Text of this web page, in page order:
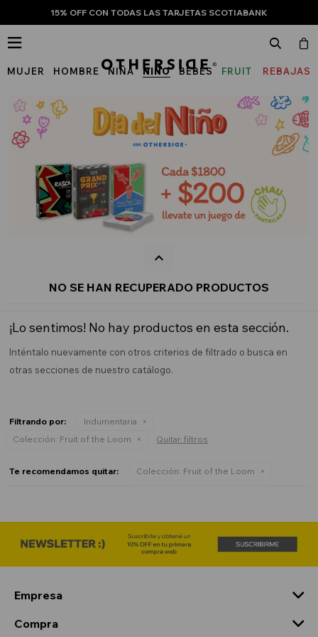
15% OFF CON TODAS LAS TARJETAS SCOTIABANK
MUJER HOMBRE NIÑA NIÑO BEBÉS
FRUIT
THE
LOOM
REBAJAS

NO SE HAN RECUPERADO PRODUCTOS
¡Lo sentimos! No hay productos en esta sección.
Inténtalo nuevamente con otros criterios de filtrado o busca en
otras secciones de nuestro catálogo.
Filtrando por:
Indumentaria
Colección: Fruit of the Loom Quitar filtros
Te recomendamos quitar: Colección: Fruit of the Loom
Empresa
Compra